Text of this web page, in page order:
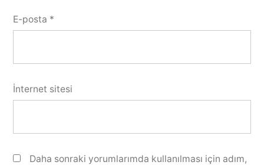
E-posta *
İnternet sitesi
Daha sonraki yorumlarımda kullanılması için adım,